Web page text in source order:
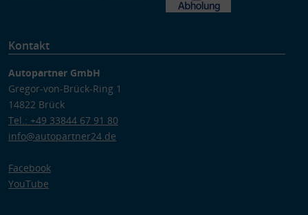
Kontakt
Autopartner GmbH
Gregor-von-Brück-Ring 1
14822 Brück
Tel.: +49 33844 67 91 80
info@autopartner24.de
Facebook
YouTube